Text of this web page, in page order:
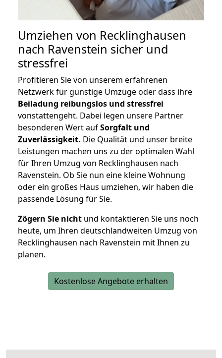
Umziehen von Recklinghausen
nach Ravenstein sicher und
stressfrei
Profitieren Sie von unserem erfahrenen
Netzwerk für günstige Umzüge oder dass ihre
Beiladung reibungslos und stressfrei
vonstattengeht. Dabei legen unsere Partner
besonderen Wert aufSorgfalt und
Zuverlässigkeit. Die Qualität und unser breite
Leistungen machen uns zu der optimalen Wahl
für Ihren Umzug von Recklinghausen nach
Ravenstein. Ob Sie nun eine kleine Wohnung
oder ein großes Haus umziehen, wir haben die
passende Lösung für Sie.
Zögern Sie nicht und kontaktieren Sie uns noch
heute, um Ihren deutschlandweiten Umzug von
Recklinghausen nach Ravenstein mit Ihnen zu
planen.
Kostenlose Angebote erhalten